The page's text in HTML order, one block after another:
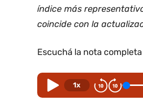
índice más
coincide con la
Escuchá la nota completa
1x